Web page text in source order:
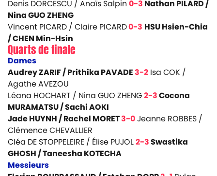
Denis DORCESCU / Anaïs Salpin 0-3 Nathan PILARD /
Nina GUO ZHENG
Vincent PICARD / Claire PICARD0-3 HSU Hsien-Chia
/ CHEN Min-Hsin
Quarts de finale
Dames
Audrey ZARIF / Prithika PAVADE3-2 Isa COK /
Agathe AVEZOU
Léana HOCHART / Nina GUO ZHENG2-3Cocona
MURAMATSU / Sachi AOKI
Jade HUYNH / Rachel MORET3-0Jeanne ROBBES /
Clémence CHEVALLIER
Cléa DE STOPPELEIRE / Élise PUJOL2-3Swastika
GHOSH / Taneesha KOTECHA
Messieurs